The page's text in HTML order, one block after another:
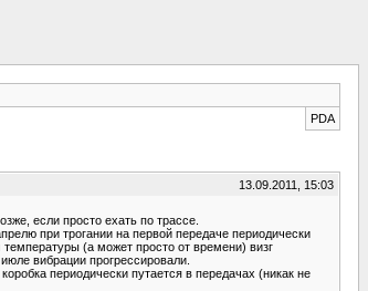
PDA
13.09.2011, 15:03
если просто ехать по трассе.
при трогании на первой передаче периодически
температуры (а может просто от времени) визг
вибрации прогрессировали.
периодически путается в передачах (никак не